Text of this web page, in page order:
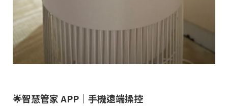
🌟智慧管家 APP｜手機遠端操控